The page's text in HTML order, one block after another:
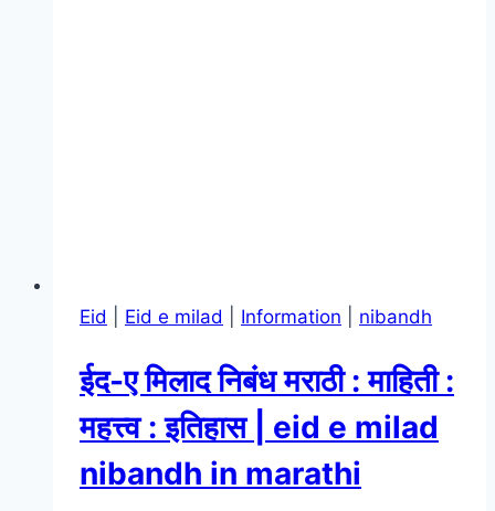
Eid Eid e milad Information nibandh
ईद-ए मिलाद निबंध मराठी : माहिती :
महत्त्व : इतिहास | eid e milad
nibandh in marathi